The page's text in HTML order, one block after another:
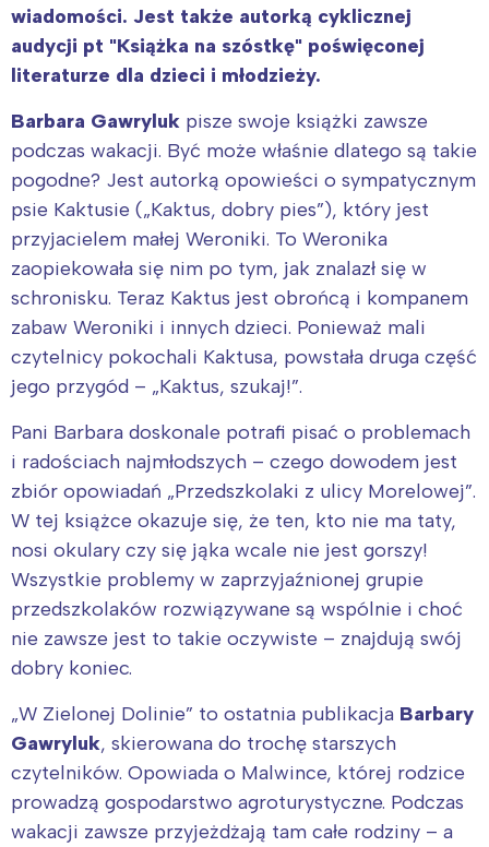
wiadomości. Jest także autorką cyklicznej
audycji pt "Książka na szóstkę" poświęconej
literaturze dla dzieci i młodzieży.
Barbara Gawryluk pisze swoje książki zawsze
podczas wakacji. Być może właśnie dlatego są takie
pogodne? Jest autorką opowieści o sympatycznym
psie Kaktusie („Kaktus, dobry pies”), który jest
przyjacielem małej Weroniki. To Weronika
zaopiekowała się nim po tym, jak znalazł się w
schronisku. Teraz Kaktus jest obrońcą i kompanem
zabaw Weroniki i innych dzieci. Ponieważ mali
czytelnicy pokochali Kaktusa, powstała druga część
jego przygód – „Kaktus, szukaj!”.
Pani Barbara doskonale potrafi pisać o problemach
i radościach najmłodszych – czego dowodem jest
zbiór opowiadań „Przedszkolaki z ulicy Morelowej”.
W tej książce okazuje się, że ten, kto nie ma taty,
nosi okulary czy się jąka wcale nie jest gorszy!
Wszystkie problemy w zaprzyjaźnionej grupie
przedszkolaków rozwiązywane są wspólnie i choć
nie zawsze jest to takie oczywiste – znajdują swój
dobry koniec.
„W Zielonej Dolinie” to ostatnia publikacja Barbary
Gawryluk, skierowana do trochę starszych
czytelników. Opowiada o Malwince, której rodzice
prowadzą gospodarstwo agroturystyczne. Podczas
wakacji zawsze przyjeżdżają tam całe rodziny – a